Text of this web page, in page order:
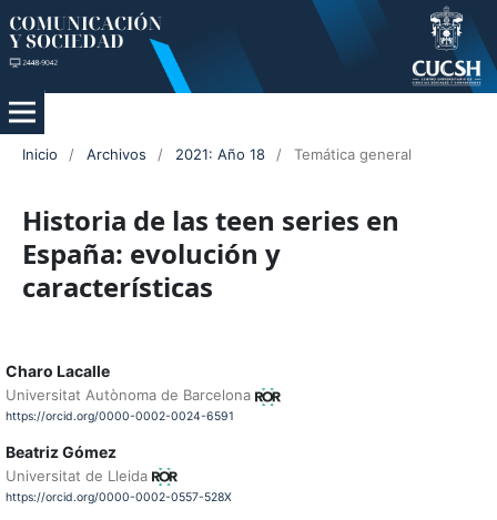
Inicio / Archivos / 2021: Año 18 / Temática general
Historia de las teen series en
España: evolución y
características
Charo Lacalle
Universitat Autònoma de Barcelona
https://orcid.org/0000-0002-0024-6591
Beatriz Gómez
Universitat de Lleida
https://orcid.org/0000-0002-0557-528X